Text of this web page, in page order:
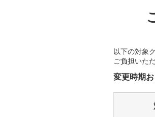
以下の対象
ご負担いた
変更時期